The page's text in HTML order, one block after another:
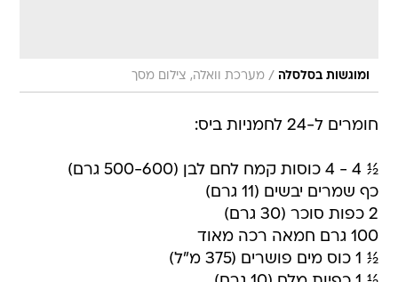
ומוגשות בסלסלה / מערכת וואלה, צילום מסך
חומרים ל-24 לחמניות ביס:
½ 4 - 4 כוסות קמח לחם לבן (500-600 גרם)
כף שמרים יבשים (11 גרם)
2 כפות סוכר (30 גרם)
100 גרם חמאה רכה מאוד
½ 1 כוס מים פושרים (375 מ"ל)